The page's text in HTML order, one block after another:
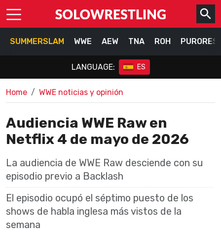
SUMMERSLAM WWE AEW TNA ROH
LANGUAGE: ES
Home WWE noticias y opinión
Audiencia WWE Raw en
Netflix 4 de mayo de 2026
La audiencia de WWE Raw desciende con su
episodio previo a Backlash
El episodio ocupó el séptimo puesto de los
shows de habla inglesa más vistos de la
semana